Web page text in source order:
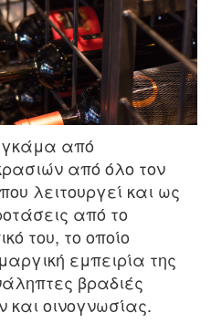
γκάμα από
από όλο τον
λειτουργεί και ως
από το
του, το οποίο
εμπειρία της
βραδιές
και οινογνωσίας.